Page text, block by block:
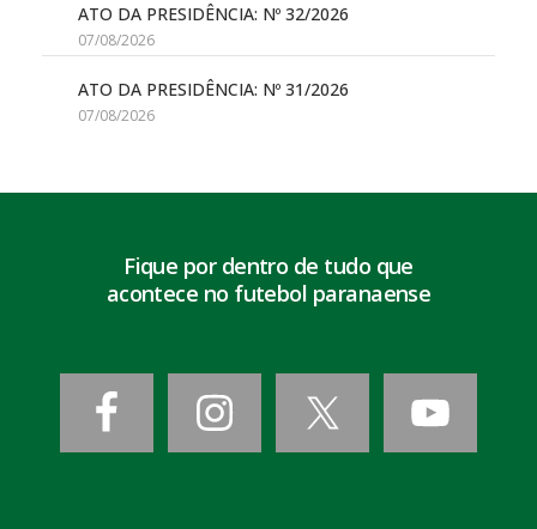
ATO DA PRESIDÊNCIA: Nº 32/2026
07/08/2026
ATO DA PRESIDÊNCIA: Nº 31/2026
07/08/2026
Fique por dentro de tudo que
acontece no futebol paranaense